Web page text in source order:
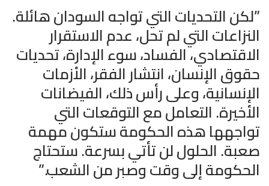
”لكن التحديات التي تواجه السودان هائلة.
النزاعات التي لم تحل، عدم الاستقرار
الاقتصادي، الفساد، سوء الإدارة، تحديات
حقوق الإنسان، انتشار الفقر، الأزمات
الإنسانية، وعلى رأس ذلك، الفيضانات
الأخيرة. التعامل مع التوقعات التي
تواجهها هذه الحكومة ستكون مهمة
صعبة. الحلول لن تأتي بسرعة. ستحتاج
الحكومة إلى وقت وصبر من الشعب.”